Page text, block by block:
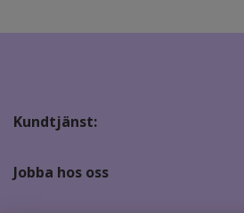
Kundtjänst:
Jobba hos oss